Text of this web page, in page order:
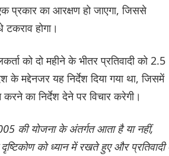
प्रकार का आरक्षण हो जाएगा, जिससे
होगा।
को दो महीने के भीतर प्रतिवादी को 2.5
मद्देनजर यह निर्देश दिया गया था, जिसमें
का निर्देश देने पर विचार करेगी।
की योजना के अंतर्गत आता है या नहीं,
को ध्यान में रखते हुए और